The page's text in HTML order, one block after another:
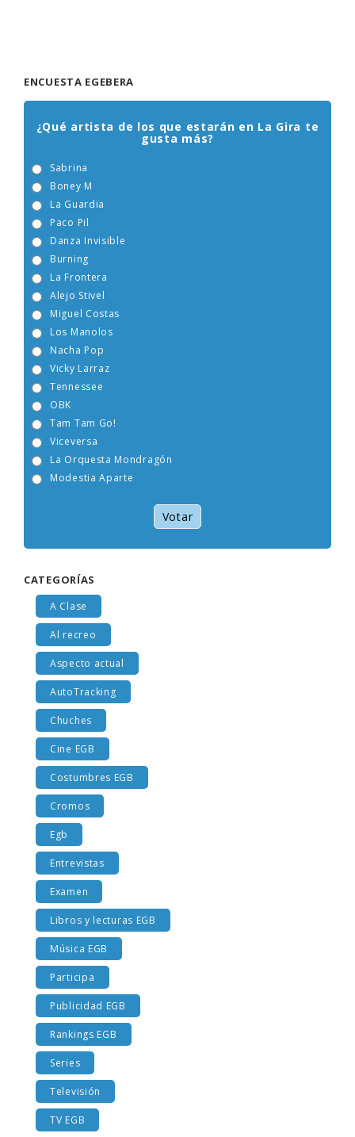
¿Qué artista de los que estarán en La Gira te
gusta más?
Boney M
Burning
Alejo Stivel
Miguel Costas
Nacha Pop
Vicky Larraz
La Orquesta Mondragón
Modestia Aparte
Votar
A Clase
Al recreo
Aspecto actual
AutoTracking
Chuches
Cine EGB
Costumbres EGB
Cromos
Egb
Entrevistas
Examen
Libros y lecturas EGB
Música EGB
Participa
Publicidad EGB
Rankings EGB
Series
Televisión
TV EGB